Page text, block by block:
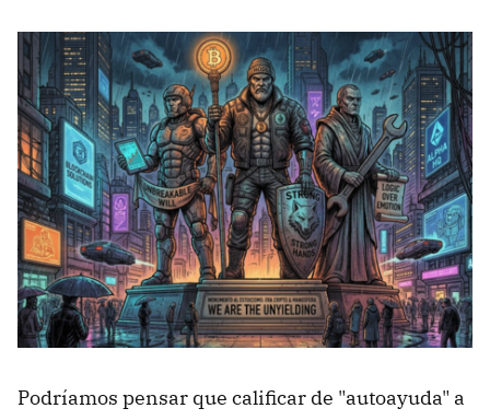
Podríamos pensar que calificar de "autoayuda" a